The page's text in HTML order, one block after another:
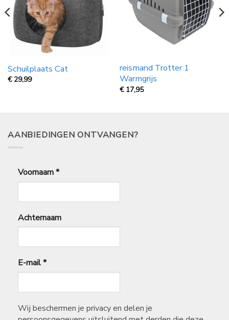
Schuilplaats Cat
€ 29,99
reismand Trotter 1
Warmgrijs
€ 17,95
AANBIEDINGEN ONTVANGEN?
Voornaam*
Achternaam
E-mail*
Wij beschermen je privacy en delen je